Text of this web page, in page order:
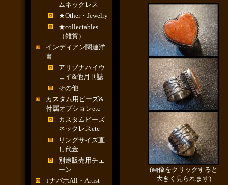
ムネックレス
★Other・Jewelry
★collectables
（雑貨）
インディアン関連洋
書
アリゾナハイウ
ェイ&他月刊誌
その他
カスタム用ビーズ&
付属オプションetc
カスタムビーズ
ネックレスetc
リングサイズ直
し代金
別途販売用チェ
ーン
↓ナバホAll・Artist
(画像をクリックすると
大きく見られます)